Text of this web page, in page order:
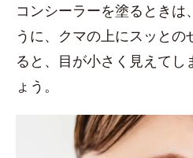
コンシーラーを塗るときは
うに、クマの上にスッと
ると、目が小さく見えてし
ょう。